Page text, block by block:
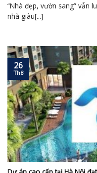
“Nhà đẹp, vườn sang” vẫn
nhà giàu[...]
26
Th8